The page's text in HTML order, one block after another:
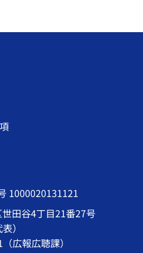
1000020131121
田谷4丁目21番27号
表）
広報広聴課）